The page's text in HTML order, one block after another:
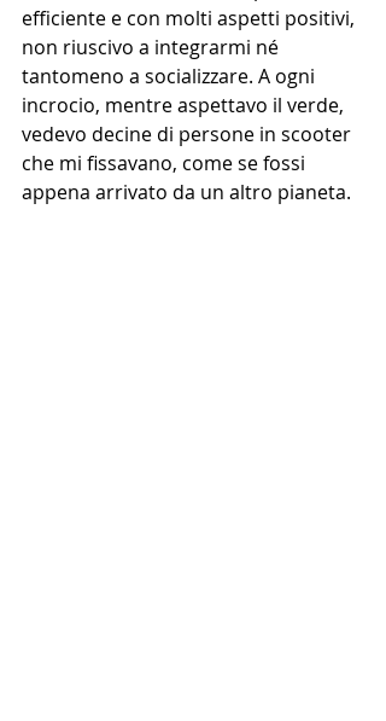
efficiente e con molti aspetti positivi,
non riuscivo a integrarmi né
tantomeno a socializzare. A ogni
incrocio, mentre aspettavo il verde,
vedevo decine di persone in scooter
che mi fissavano, come se fossi
appena arrivato da un altro pianeta.